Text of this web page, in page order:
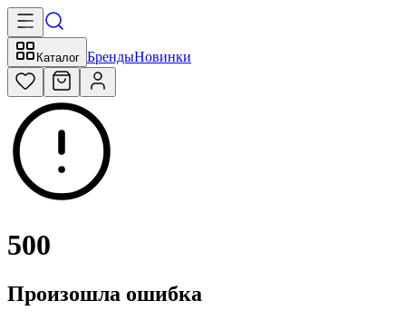
Каталог БрендыНовинки
500
Произошла ошибка